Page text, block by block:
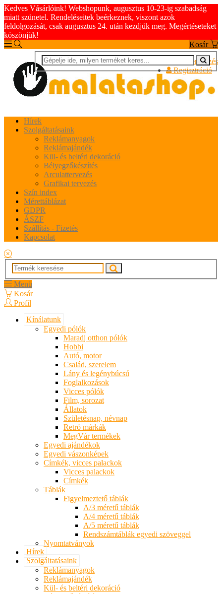
Kedves Vásárlóink! Webshopunk, augusztus 10-23-ig szabadság
miatt szünetel. Rendeléseitek beérkeznek, viszont azok
feldolgozását, csak augusztus 24. után kezdjük meg. Megértéseteket
köszönjük!
Kosár
Bejelentkezés
Regisztráció
Hírek
Szolgáltatásaink
Reklámanyagok
Reklámajándék
Kül- és beltéri dekoráció
Bélyegzőkészítés
Arculattervezés
Grafikai tervezés
Szín index
Mérettáblázat
GDPR
ÁSZF
Szállítás - Fizetés
Kapcsolat
Menü
Kosár
Profil
Kínálatunk
Egyedi pólók
Maradj otthon pólók
Hobbi
Autó, motor
Család, szerelem
Lány és legénybúcsú
Foglalkozások
Vicces pólók
Film, sorozat
Állatok
Születésnap, névnap
Retró márkák
MegVár termékek
Egyedi ajándékok
Egyedi vászonképek
Címkék, vicces palackok
Vicces palackok
Címkék
Táblák
Figyelmeztető táblák
A/3 méretű táblák
A/4 méretű táblák
A/5 méretű táblák
Rendszámtáblák egyedi szöveggel
Nyomtatványok
Hírek
Szolgáltatásaink
Reklámanyagok
Reklámajándék
Kül- és beltéri dekoráció